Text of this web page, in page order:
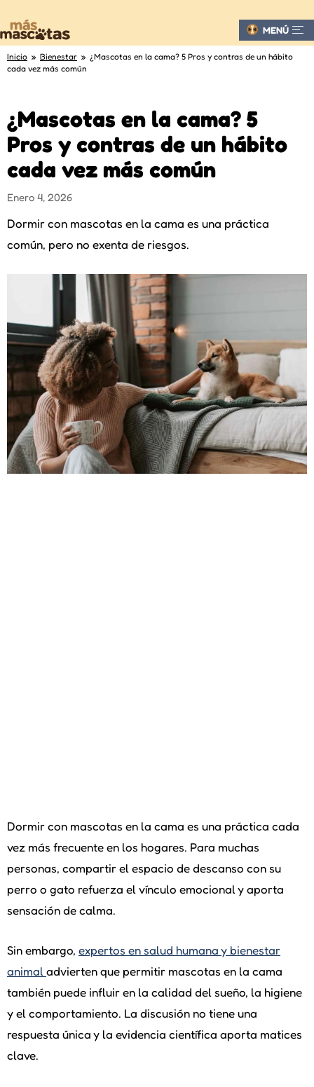
MENÚ
Inicio » Bienestar » ¿Mascotas en la cama? 5 Pros y contras de un hábito
cada vez más común
¿Mascotas en la cama? 5
Pros y contras de un hábito
cada vez más común
Enero 4, 2026
Dormir con mascotas en la cama es una práctica
común, pero no exenta de riesgos.
Dormir con mascotas en la cama es una práctica cada
vez más frecuente en los hogares. Para muchas
personas, compartir el espacio de descanso con su
perro o gato refuerza el vínculo emocional y aporta
sensación de calma.
Sin embargo, expertos en salud humana y bienestar
animaladvierten que permitir mascotas en la cama
también puede influir en la calidad del sueño, la higiene
y el comportamiento. La discusión no tiene una
respuesta única y la evidencia científica aporta matices
clave.